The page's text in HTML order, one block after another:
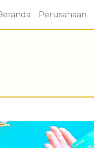
Perusahaan